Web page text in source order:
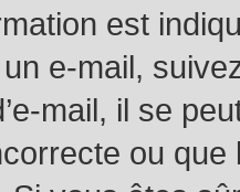
est
e-mail,
mail, il se
ou que